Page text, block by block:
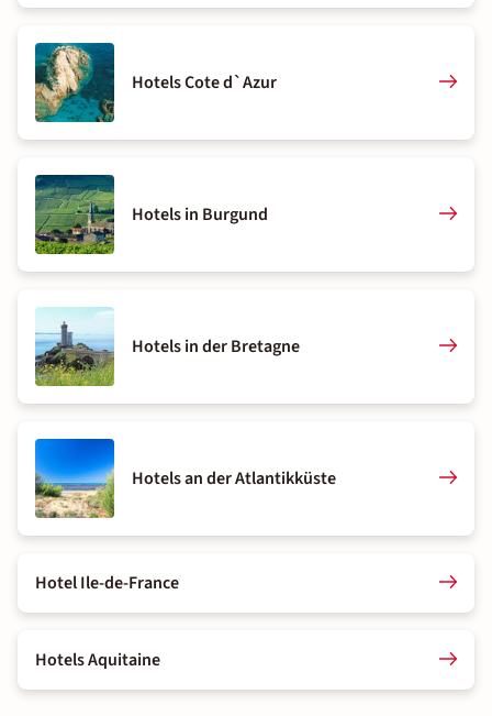
Hotels Cote d`Azur
Hotels in Burgund
Hotels in der Bretagne
Hotels an der Atlantikküste
Hotel Ile-de-France
Hotels Aquitaine